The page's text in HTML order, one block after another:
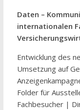
Daten –
internationalen
Entwicklung des
Umsetzung auf
Folder für
Fachbesucher |